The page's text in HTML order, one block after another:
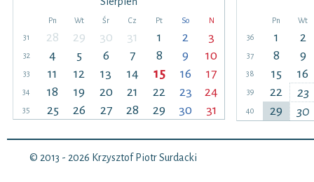
Pn Wt Śr Cz Pt So
N
31
28 29 30 31 1 2 3
32 4 5 6 7 8 9 10
33 11 12 13 14 15 16 17
34 18 19 20 21 22 23 24
35 25 26 27 28 29 30 31
Pn
Wt
36
1 2
37 8 9
38 15 16
39 22 23
40 29 30
© 2013 - 2026 Krzysztof Piotr Surdacki